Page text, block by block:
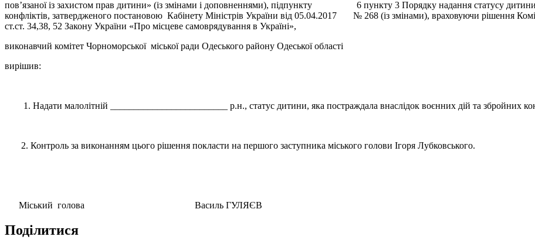
пов’язаної із захистом прав дитини» (із змінами і доповненнями), підпункту 6 пункту 3 Порядку надання статусу дитини,
конфліктів, затвердженого постановою Кабінету Міністрів України від 05.04.2017 № 268 (із змінами), враховуючи рішення
ст.ст. 34,38, 52 Закону України «Про місцеве самоврядування в Україні»,
виконавчий комітет Чорноморської міської ради Одеського району Одеської області
вирішив:
1. Надати малолітній _________________________ р.н., статус дитини, яка постраждала внаслідок воєнних дій та збройних
2. Контроль за виконанням цього рішення покласти на першого заступника міського голови Ігоря Лубковського.
Міський голова Василь ГУЛЯЄВ
Поділитися